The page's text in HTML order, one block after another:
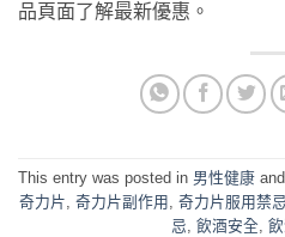
品頁面了解最新優惠。
This entry was posted in 男性健康
奇力片, 奇力片副作用 , 奇力片服用禁忌
忌, 飲酒安全,